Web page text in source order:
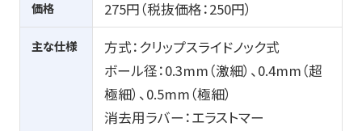
価格 275円（税抜価格：250円）
主な仕様
方式：クリップスライドノック式
ボール径：0.3mm（激細）、0.4mm（超
極細）、0.5mm（極細）
消去用ラバー：エラストマー